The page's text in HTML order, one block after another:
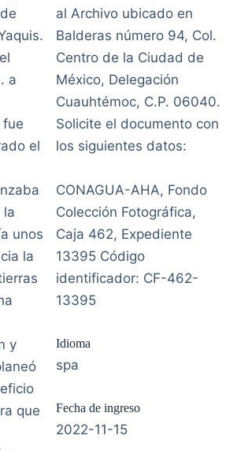
a
fue
el
la
unos
la
y
que
al Archivo ubicado en
Balderas número 94, Col.
Centro de la Ciudad de
México, Delegación
Cuauhtémoc, C.P. 06040.
Solicite el documento con
los siguientes datos:
CONAGUA-AHA, Fondo
Colección Fotográfica,
Caja 462, Expediente
13395 Código
identificador: CF-462-
13395
Idioma
spa
Fecha de ingreso
2022-11-15